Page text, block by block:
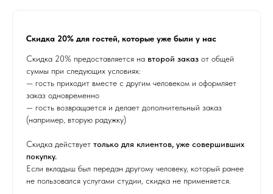
Скидка 20% для гостей, которые уже были у нас
Скидка 20% предоставляется на второй заказ от общей
суммы при следующих условиях:
— гость приходит вместе с другим человеком и оформляет
заказ одновременно
— гость возвращается и делает дополнительный заказ
(например, вторую радужку)
Скидка действует только для клиентов, уже совершивших
покупку.
Если вкладыш был передан другому человеку, который ранее
не пользовался услугами студии, скидка не применяется.